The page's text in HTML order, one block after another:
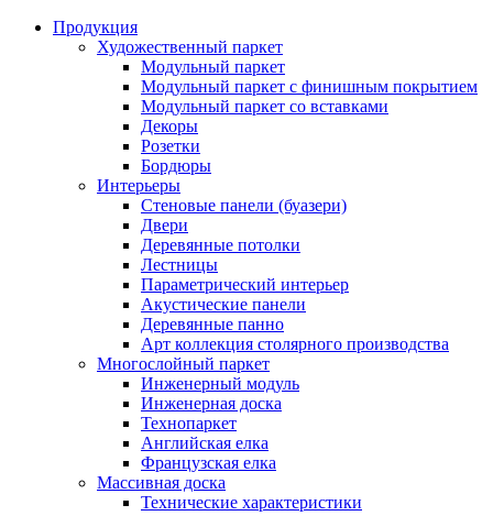
Продукция
Художественный паркет
Модульный паркет
Модульный паркет с финишным покрытием
Модульный паркет со вставками
Декоры
Розетки
Бордюры
Интерьеры
Стеновые панели (буазери)
Двери
Деревянные потолки
Лестницы
Параметрический интерьер
Акустические панели
Деревянные панно
Арт коллекция столярного производства
Многослойный паркет
Инженерный модуль
Инженерная доска
Технопаркет
Английская елка
Французская елка
Массивная доска
Технические характеристики